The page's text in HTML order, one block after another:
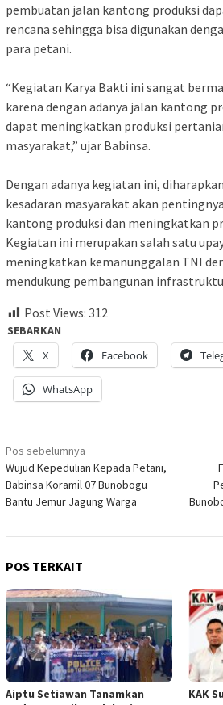
pembuatan jalan kantong produksi
rencana sehingga bisa digunakan
para petani.
“Kegiatan Karya Bakti ini sangat
karena dengan adanya jalan kantong
dapat meningkatkan produksi
masyarakat,” ujar Babinsa.
Dengan adanya kegiatan ini,
kesadaran masyarakat akan
kantong produksi dan meningkatkan
Kegiatan ini merupakan salah satu
meningkatkan kemanunggalan TNI
mendukung pembangunan
Post Views: 312
SEBARKAN
X
Facebook
WhatsApp
Navigasi
pos
Pos sebelumnya
Wujud Kepedulian Kepada Petani,
Babinsa Koramil 07 Bunobogu
Bantu Jemur Jagung Warga
POS TERKAIT
Aiptu Setiawan Tanamkan
KAK